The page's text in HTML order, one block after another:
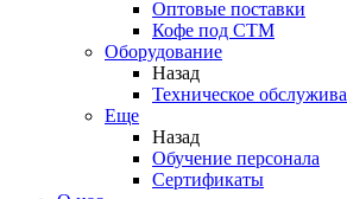
Оптовые поставки
Кофе под СТМ
Оборудование
Назад
Техническое
Еще
Назад
Обучение персонала
Сертификаты